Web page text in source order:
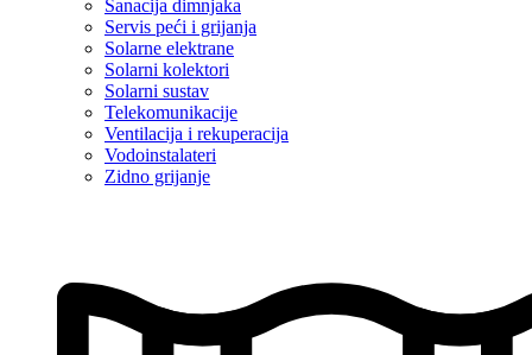
Sanacija dimnjaka
Servis peći i grijanja
Solarne elektrane
Solarni kolektori
Solarni sustav
Telekomunikacije
Ventilacija i rekuperacija
Vodoinstalateri
Zidno grijanje